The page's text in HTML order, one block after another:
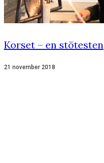
Korset – en stötesten
21 november 2018